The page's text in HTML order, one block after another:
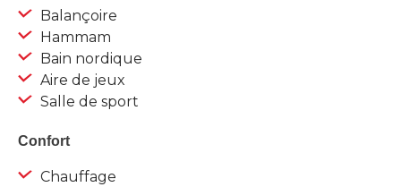
Balançoire
Hammam
Bain nordique
Aire de jeux
Salle de sport
Confort
Chauffage